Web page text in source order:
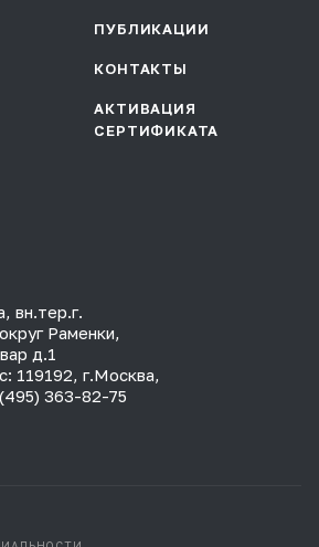
ПУБЛИКАЦИИ
КОНТАКТЫ
АКТИВАЦИЯ
СЕРТИФИКАТА
вн.тер.г.
Раменки,
д.1
119192, г.Москва,
363-82-75